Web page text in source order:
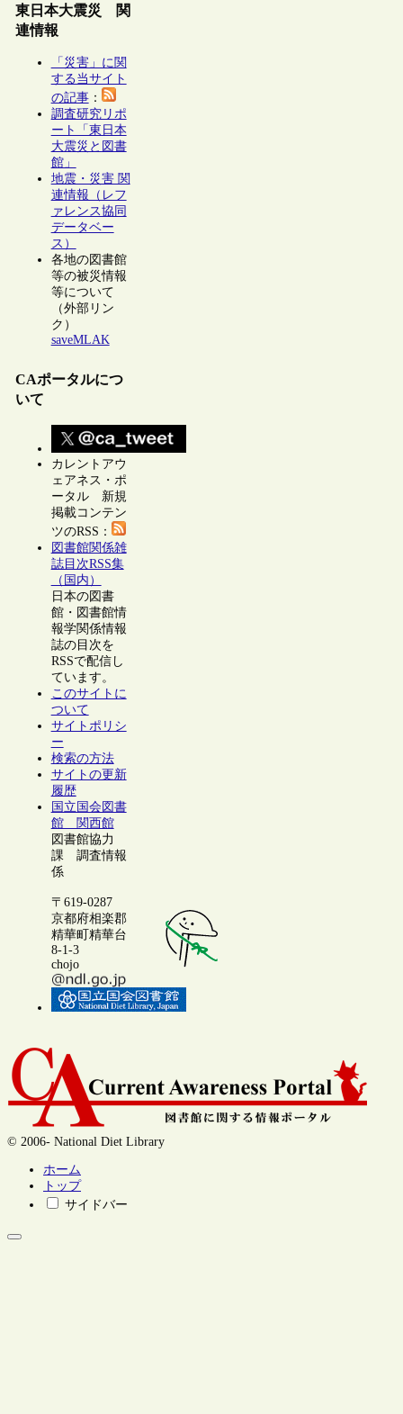
東日本大震災 関
連情報
「災害」に関
する当サイト
の記事：
調査研究リポ
ート「東日本
大震災と図書
館」
地震・災害 関
連情報（レフ
ァレンス協同
データベー
ス）
各地の図書館
等の被災情報
等について
（外部リン
ク）
saveMLAK
CAポータルにつ
いて
カレントアウ
ェアネス・ポ
ータル 新規
掲載コンテン
ツのRSS：
図書館関係雑
誌目次RSS集
（国内）
日本の図書
館・図書館情
報学関係情報
誌の目次を
RSSで配信し
ています。
このサイトに
ついて
サイトポリシ
ー
検索の方法
サイトの更新
履歴
国立国会図書
館 関西館
図書館協力
課 調査情報
係
〒619-0287
京都府相楽郡
精華町精華台
8-1-3
chojo
© 2006- National Diet Library
ホーム
トップ
サイドバー